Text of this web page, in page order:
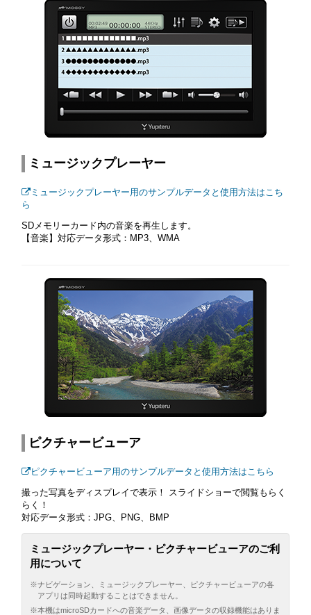
ミュージックプレーヤー
ミュージックプレーヤー用のサンプルデータと使用方法はこち
ら
SDメモリーカード内の音楽を再生します。
【音楽】対応データ形式：MP3、WMA
ピクチャービューア
ピクチャービューア用のサンプルデータと使用方法はこちら
撮った写真をディスプレイで表示！ スライドショーで閲覧もらく
らく！
対応データ形式：JPG、PNG、BMP
ミュージックプレーヤー・ピクチャービューアのご利
用について
※ナビゲーション、ミュージックプレーヤー、ピクチャービューアの各
アプリは同時起動することはできません。
※本機はmicroSDカードへの音楽データ、画像データの収録機能はありま